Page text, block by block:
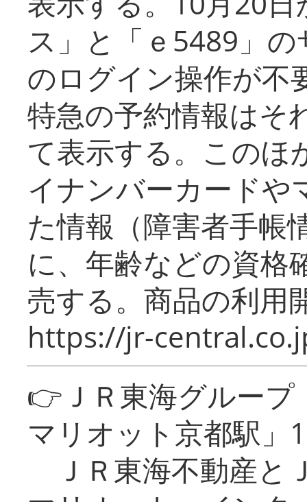
ス」と「ｅ5489」
のログイン操作が不
特急の予約情報はそ
て表示する。このほ
イナンバーカードや
た情報（障害者手帳
に、年齢などの資格
売する。商品の利用
https://jr-
👉ＪＲ東海グルー
マリオット京都駅」
ＪＲ東海不動産と